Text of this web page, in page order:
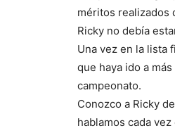
méritos realizados
Ricky no debía
Una vez en la lista
que haya ido a
campeonato.
Conozco a Ricky
hablamos cada